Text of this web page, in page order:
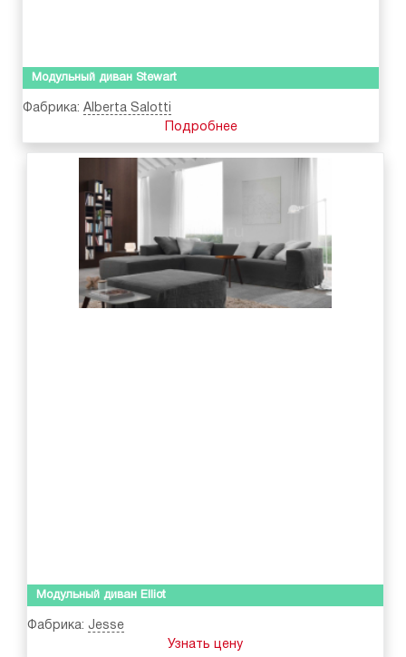
Модульный диван Stewart
Фабрика: Alberta Salotti
Подробнее
Модульный диван Elliot
Фабрика: Jesse
Узнать цену